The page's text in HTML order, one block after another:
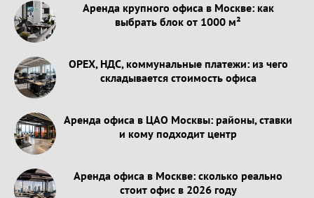
Аренда крупного офиса в Москве: как
выбрать блок от 1000 м²
OPEX, НДС, коммунальные платежи: из чего
складывается стоимость офиса
Аренда офиса в ЦАО Москвы: районы, ставки
и кому подходит центр
Аренда офиса в Москве: сколько реально
стоит офис в 2026 году